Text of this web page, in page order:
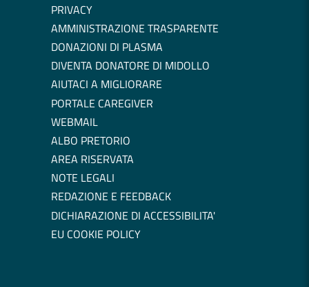
PRIVACY
AMMINISTRAZIONE TRASPARENTE
DONAZIONI DI PLASMA
DIVENTA DONATORE DI MIDOLLO
AIUTACI A MIGLIORARE
PORTALE CAREGIVER
WEBMAIL
ALBO PRETORIO
AREA RISERVATA
NOTE LEGALI
REDAZIONE E FEEDBACK
DICHIARAZIONE DI ACCESSIBILITA'
EU COOKIE POLICY